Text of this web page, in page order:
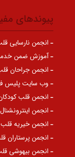
پیوندهای
انجمن نارسایی
آموزش ضمن
انجمن جراحان
وب سایت پلیس
انجمن قلب
انجمن
انجمن خیریه قلب
انجمن پرستاران
انجمن بیهوشی